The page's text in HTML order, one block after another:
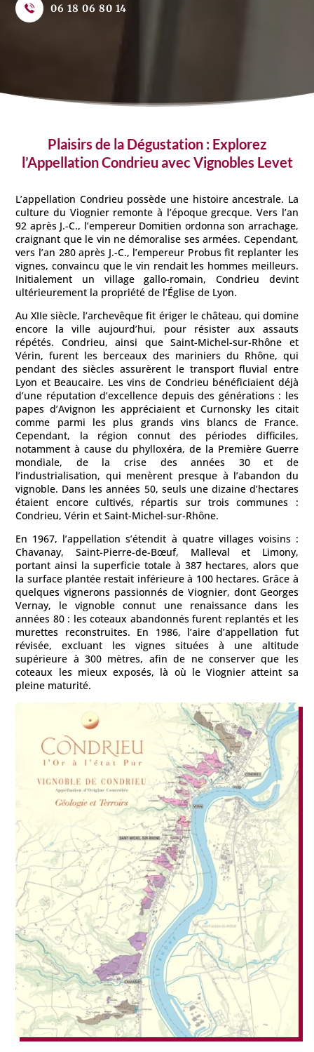
06 18 06 80 14
Plaisirs de la Dégustation : Explorez
l’Appellation Condrieu avec Vignobles Levet
L’appellation Condrieu possède une histoire ancestrale. La
culture du Viognier remonte à l’époque grecque. Vers l’an
92 après J.-C., l’empereur Domitien ordonna son arrachage,
craignant que le vin ne démoralise ses armées. Cependant,
vers l’an 280 après J.-C., l’empereur Probus fit replanter les
vignes, convaincu que le vin rendait les hommes meilleurs.
Initialement un village gallo-romain, Condrieu devint
ultérieurement la propriété de l’Église de Lyon.
Au XIIe siècle, l’archevêque fit ériger le château, qui domine
encore la ville aujourd’hui, pour résister aux assauts
répétés. Condrieu, ainsi que Saint-Michel-sur-Rhône et
Vérin, furent les berceaux des mariniers du Rhône, qui
pendant des siècles assurèrent le transport fluvial entre
Lyon et Beaucaire. Les vins de Condrieu bénéficiaient déjà
d’une réputation d’excellence depuis des générations : les
papes d’Avignon les appréciaient et Curnonsky les citait
comme parmi les plus grands vins blancs de France.
Cependant, la région connut des périodes difficiles,
notamment à cause du phylloxéra, de la Première Guerre
mondiale, de la crise des années 30 et de
l’industrialisation, qui menèrent presque à l’abandon du
vignoble. Dans les années 50, seuls une dizaine d’hectares
étaient encore cultivés, répartis sur trois communes :
Condrieu, Vérin et Saint-Michel-sur-Rhône.
En 1967, l’appellation s’étendit à quatre villages voisins :
Chavanay, Saint-Pierre-de-Bœuf, Malleval et Limony,
portant ainsi la superficie totale à 387 hectares, alors que
la surface plantée restait inférieure à 100 hectares. Grâce à
quelques vignerons passionnés de Viognier, dont Georges
Vernay, le vignoble connut une renaissance dans les
années 80 : les coteaux abandonnés furent replantés et les
murettes reconstruites. En 1986, l’aire d’appellation fut
révisée, excluant les vignes situées à une altitude
supérieure à 300 mètres, afin de ne conserver que les
coteaux les mieux exposés, là où le Viognier atteint sa
pleine maturité.